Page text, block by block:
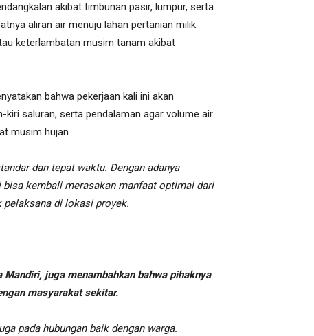
akibat timbunan pasir, lumpur, serta
aliran air menuju lahan pertanian milik
keterlambatan musim tanam akibat
bahwa pekerjaan kali ini akan
kiri saluran, serta pendalaman agar volume air
musim hujan.
dan tepat waktu. Dengan adanya
bisa kembali merasakan manfaat optimal dari
pelaksana di lokasi proyek.
Mandiri, juga menambahkan bahwa pihaknya
masyarakat sekitar.
pada hubungan baik dengan warga.